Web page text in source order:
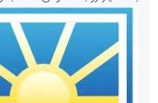
روابط عمومی خبرگزاری